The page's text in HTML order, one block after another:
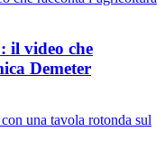
il video che
Demeter